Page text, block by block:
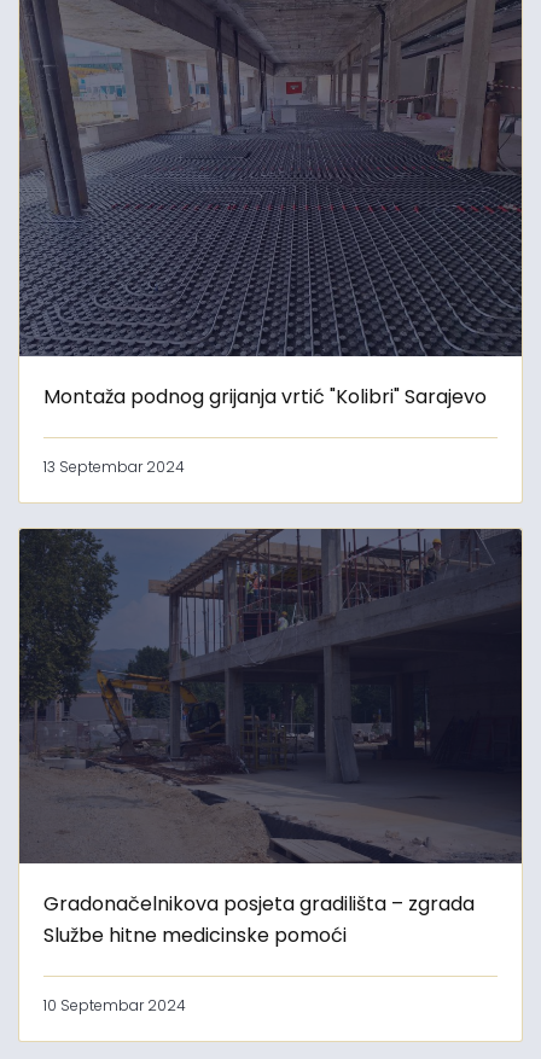
Montaža podnog grijanja vrtić "Kolibri" Sarajevo
13 Septembar 2024
Gradonačelnikova posjeta gradilišta – zgrada
Službe hitne medicinske pomoći
10 Septembar 2024